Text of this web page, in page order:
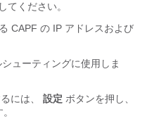
てください。
CAPF の IP アドレスおよび
ューティングに使用しま
には、
設定 ボタンを押し、